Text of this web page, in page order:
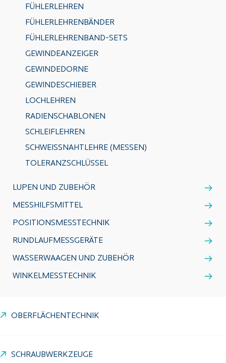
FÜHLERLEHREN
FÜHLERLEHRENBÄNDER
FÜHLERLEHRENBAND-SETS
GEWINDEANZEIGER
GEWINDEDORNE
GEWINDESCHIEBER
LOCHLEHREN
RADIENSCHABLONEN
SCHLEIFLEHREN
SCHWEISSNAHTLEHRE (MESSEN)
TOLERANZSCHLÜSSEL
LUPEN UND ZUBEHÖR
MESSHILFSMITTEL
POSITIONSMESSTECHNIK
RUNDLAUFMESSGERÄTE
WASSERWAAGEN UND ZUBEHÖR
WINKELMESSTECHNIK
OBERFLÄCHENTECHNIK
SCHRAUBWERKZEUGE